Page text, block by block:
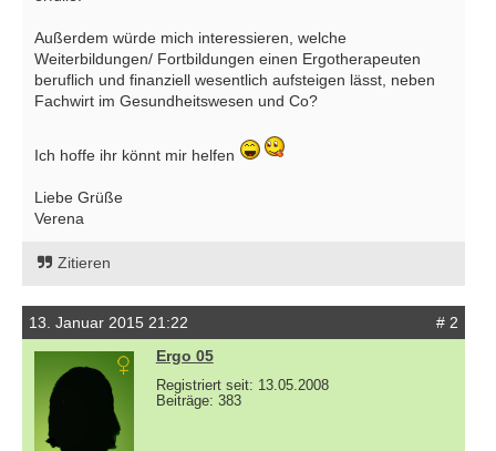
Außerdem würde mich interessieren, welche
Weiterbildungen/ Fortbildungen einen Ergotherapeuten
beruflich und finanziell wesentlich aufsteigen lässt, neben
Fachwirt im Gesundheitswesen und Co?
Ich hoffe ihr könnt mir helfen
Liebe Grüße
Verena
Zitieren
13. Januar 2015 21:22
# 2
Ergo 05
Registriert seit: 13.05.2008
Beiträge: 383